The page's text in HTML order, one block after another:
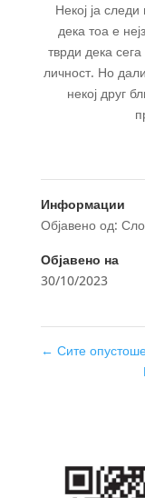
Некој ја
дека тоа е
тврди дека
личност. Но
некој друг
Информации
Објавено од:
Објавено на
30/10/2023
← Сите